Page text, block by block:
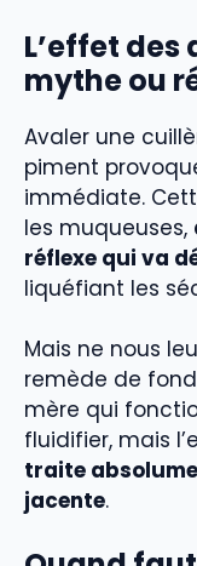
L’effet des
mythe ou
Avaler une
piment
immédiate.
les muqueuses,
réflexe qui va
liquéfiant les
Mais ne nous
remède de
mère qui
fluidifier, mais
traite
jacente.